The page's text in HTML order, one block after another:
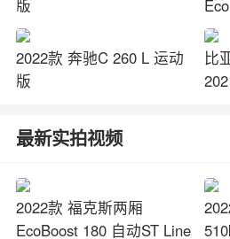
版
2022款 奔驰C 260 L 运动
版
比
最新实拍视频
2022款 福克斯两厢
EcoBoost 180 自动ST Line